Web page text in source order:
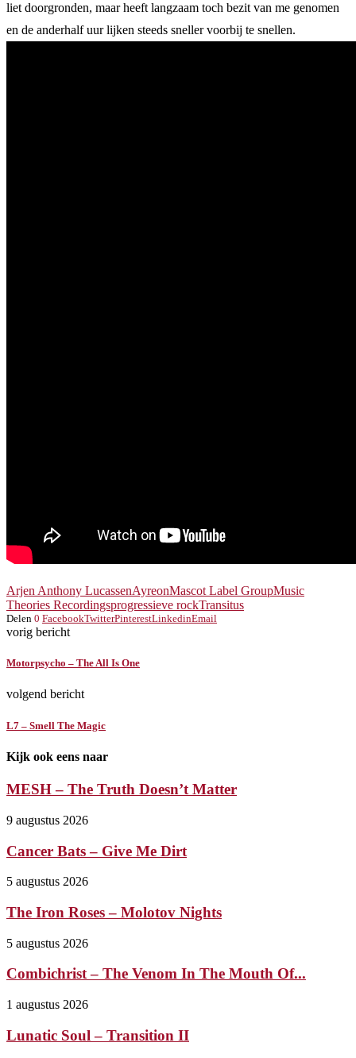
liet doorgronden, maar heeft langzaam toch bezit van me genomen
en de anderhalf uur lijken steeds sneller voorbij te snellen.
Arjen Anthony LucassenAyreonMascot Label GroupMusic
Theories Recordingsprogressieve rockTransitus
Delen 0 FacebookTwitterPinterestLinkedinEmail
vorig bericht
Motorpsycho – The All Is One
volgend bericht
L7 – Smell The Magic
Kijk ook eens naar
MESH – The Truth Doesn’t Matter
9 augustus 2026
Cancer Bats – Give Me Dirt
5 augustus 2026
The Iron Roses – Molotov Nights
5 augustus 2026
Combichrist – The Venom In The Mouth Of...
1 augustus 2026
Lunatic Soul – Transition II